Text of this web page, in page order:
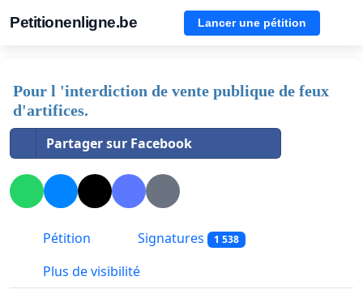
Petitionenligne.be Lancer une pétition
Pour l 'interdiction de vente publique de feux
d'artifices.
Partager sur Facebook
Pétition Signatures 1 538
Plus de visibilité